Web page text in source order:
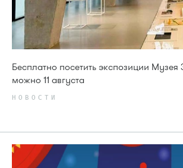
Бесплатно посетить экспозиции Музея
можно 11 августа
НОВОСТИ